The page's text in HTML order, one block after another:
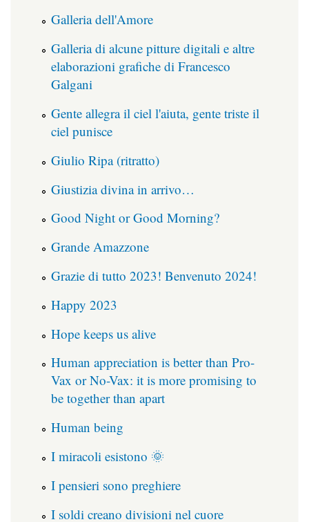
Galleria dell'Amore
Galleria di alcune pitture digitali e altre
elaborazioni grafiche di Francesco
Galgani
Gente allegra il ciel l'aiuta, gente triste il
ciel punisce
Giulio Ripa (ritratto)
Giustizia divina in arrivo…
Good Night or Good Morning?
Grande Amazzone
Grazie di tutto 2023! Benvenuto 2024!
Happy 2023
Hope keeps us alive
Human appreciation is better than Pro-
Vax or No-Vax: it is more promising to
be together than apart
Human being
I miracoli esistono 🌞
I pensieri sono preghiere
I soldi creano divisioni nel cuore